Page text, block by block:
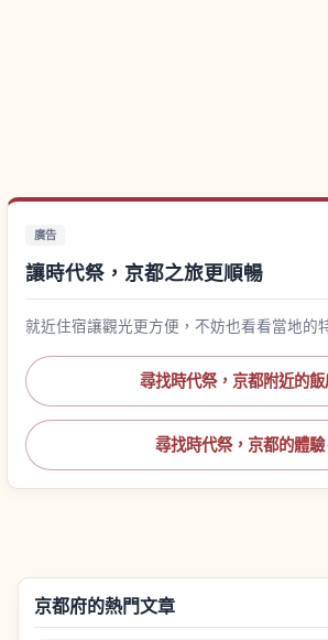
廣告
讓時代祭，京都之旅更順暢
就近住宿讓觀光更方便，不妨也看看當地的
尋找時代祭，京都附近的飯
尋找時代祭，京都的體驗
京都府的熱門文章